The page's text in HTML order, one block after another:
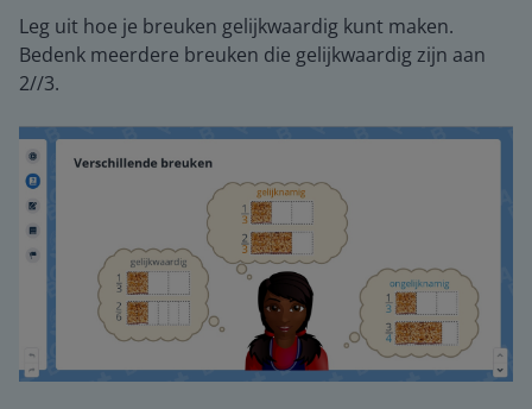
Leg uit hoe je breuken gelijkwaardig kunt maken.
Bedenk meerdere breuken die gelijkwaardig zijn aan
2//3.